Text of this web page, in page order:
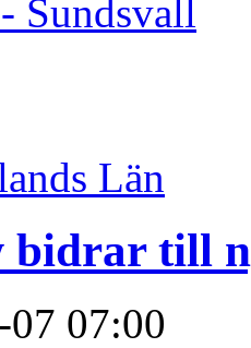
Sundsvall
Län
bidrar till
07:00